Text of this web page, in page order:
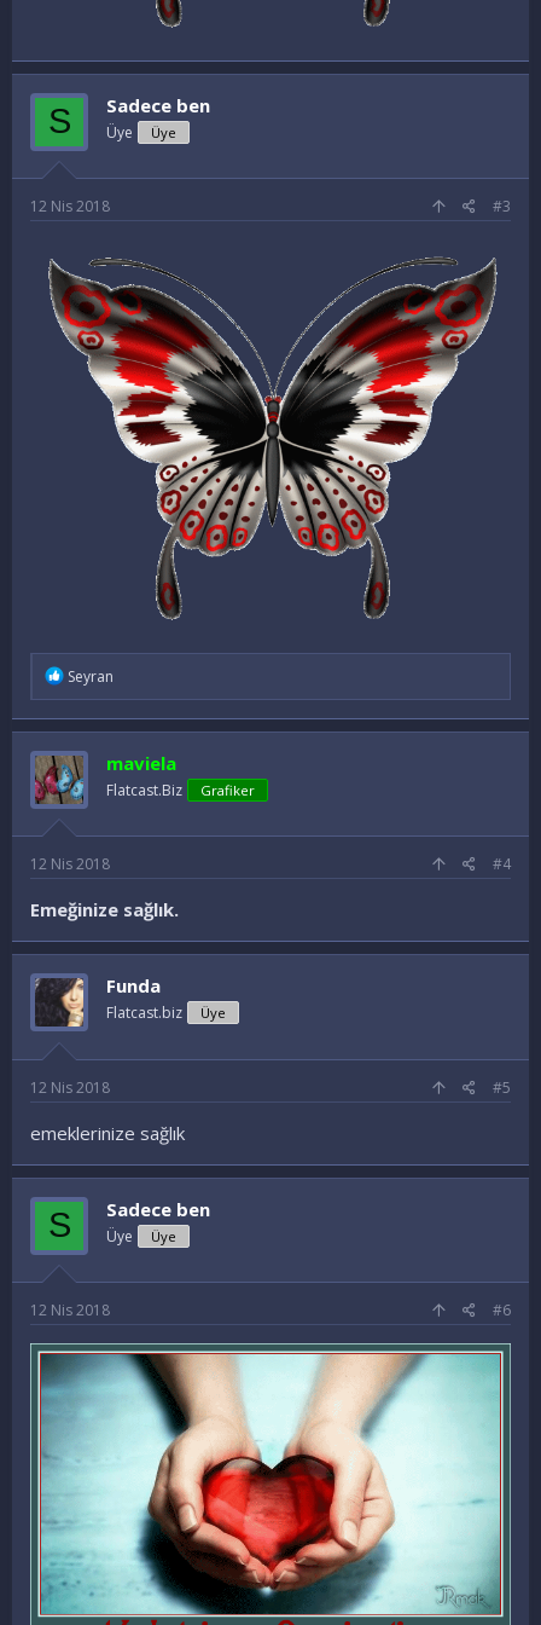
S Sadece ben
Üye Üye
12 Nis 2018 #3
İ
d
e
l
e
r
:
Seyran
maviela
Flatcast.Biz Grafiker
12 Nis 2018 #4
Emeğinize sağlık.
Funda
Flatcast.biz Üye
12 Nis 2018 #5
emeklerinize sağlık
S Sadece ben
Üye Üye
12 Nis 2018 #6